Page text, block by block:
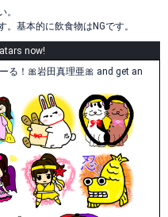
。
基本的に飲食物はNGです。
now!
る！🎀岩田真理亜🎀 and get an